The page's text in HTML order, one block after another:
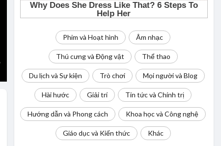
Phim và Hoạt hình Âm nhạc
Thú cưng và Động vật Thể thao
Du lịch và Sự kiện Trò chơi Mọi người và Blog
Hài hước Giải trí Tin tức và Chính trị
Hướng dẫn và Phong cách Khoa học và Công nghệ
Giáo dục và Kiến thức Khác